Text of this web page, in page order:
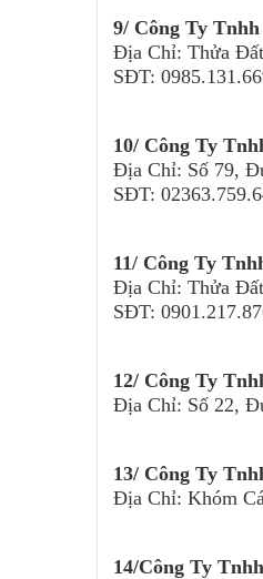
9/ Công Ty
Địa Chỉ: Thửa
SĐT:
10/ Công Ty
Địa Chỉ: Số 79,
SĐT:
11/ Công Ty
Địa Chỉ: Thửa
SĐT:
12/ Công Ty
Địa Chỉ: Số 22,
13/ Công Ty
Địa Chỉ: Khóm
14/Công Ty